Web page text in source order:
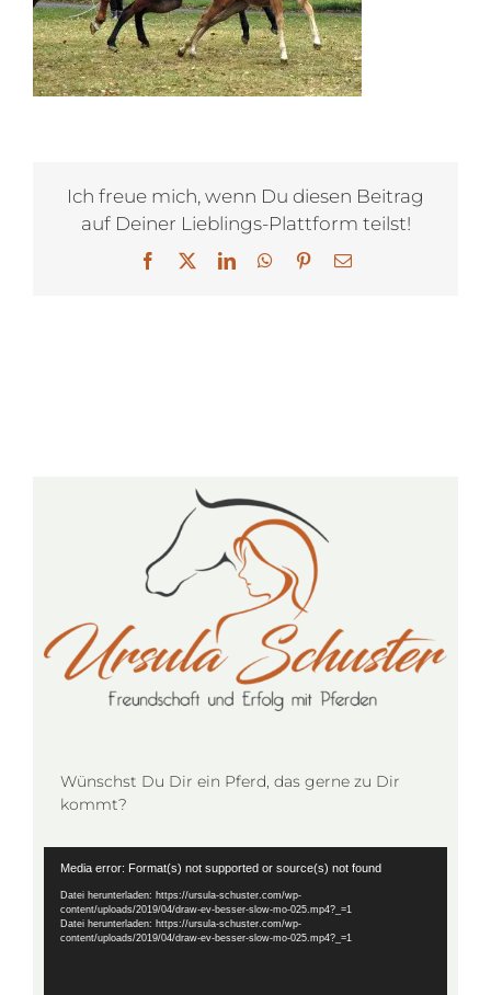
Ich freue mich, wenn Du diesen Beitrag
auf Deiner Lieblings-Plattform teilst!
Facebook LinkedInWhatsApp
Pinterest
E-
Wünschst Du Dir ein Pferd, das gerne zu Dir
kommt?
Media error: Format(s) not supported or source(s) not found
Datei herunterladen: https://ursula-schuster.com/wp-
content/uploads/2019/04/draw-ev-besser-slow-mo-025.mp4?_=1
Datei herunterladen: https://ursula-schuster.com/wp-
content/uploads/2019/04/draw-ev-besser-slow-mo-025.mp4?_=1